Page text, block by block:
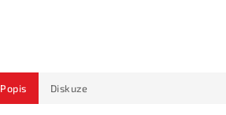
Popis Diskuze